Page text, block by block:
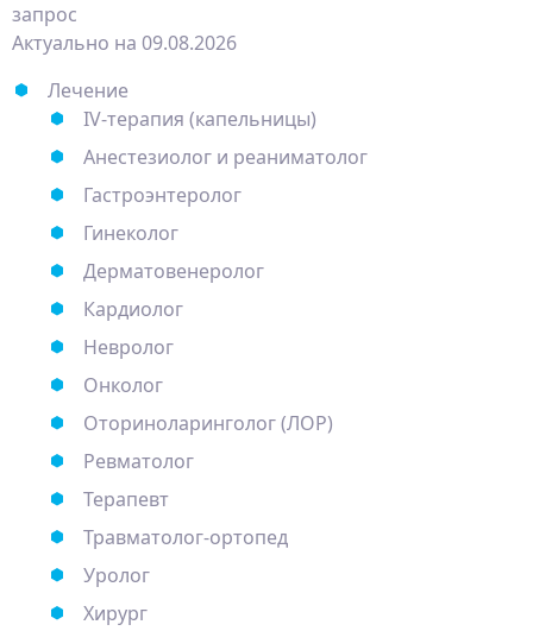
запрос
Актуально на 09.08.2026
Лечение
IV-терапия (капельницы)
Анестезиолог и реаниматолог
Гастроэнтеролог
Гинеколог
Дерматовенеролог
Кардиолог
Невролог
Онколог
Оториноларинголог (ЛОР)
Ревматолог
Терапевт
Травматолог-ортопед
Уролог
Хирург